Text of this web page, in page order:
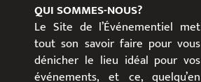
QUI SOMMES-NOUS?
Le Site de l’Événementiel met
tout son savoir faire pour vous
dénicher le lieu idéal pour vos
événements, et ce, quelqu’en